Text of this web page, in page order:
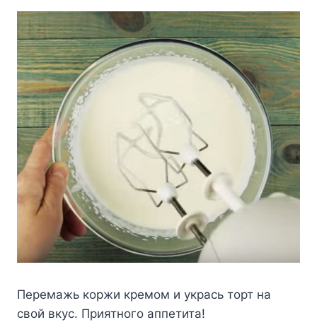
Перемажь коржи кремом и укрась торт на
свой вкус. Приятного аппетита!